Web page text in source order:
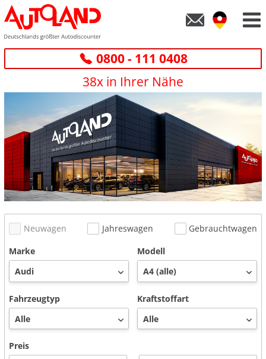
0800 - 111 0408
38x in Ihrer Nähe
Neuwagen Jahreswagen
Gebrauchtwagen
Marke
Modell
Fahrzeugtyp Kraftstoffart
Preis